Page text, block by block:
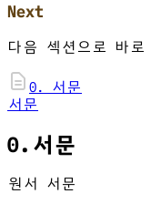
Next
다음 섹션으로 바
0. 서문
서문
0.서문
원서 서문